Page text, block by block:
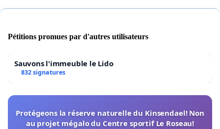
Pétitions promues par d'autres utilisateurs
Sauvons l'immeuble le Lido
832 signatures
Protégeons la réserve naturelle du Kinsendael! Non
au projet mégalo du Centre sportif Le Roseau!